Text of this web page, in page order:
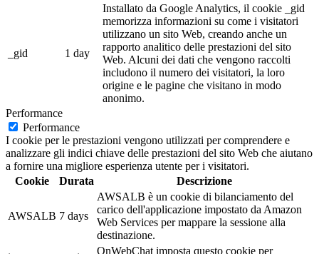
_gid 1 day
Installato da Google Analytics, il cookie _gid
memorizza informazioni su come i visitatori
utilizzano un sito Web, creando anche un
rapporto analitico delle prestazioni del sito
Web. Alcuni dei dati che vengono raccolti
includono il numero dei visitatori, la loro
origine e le pagine che visitano in modo
anonimo.
Performance
Performance
I cookie per le prestazioni vengono utilizzati per comprendere e
analizzare gli indici chiave delle prestazioni del sito Web che aiutano
a fornire una migliore esperienza utente per i visitatori.
Cookie
Durata Descrizione
AWSALB 7 days
AWSALB è un cookie di bilanciamento del
carico dell'applicazione impostato da Amazon
Web Services per mappare la sessione alla
destinazione.
OnWebChat imposta questo cookie per